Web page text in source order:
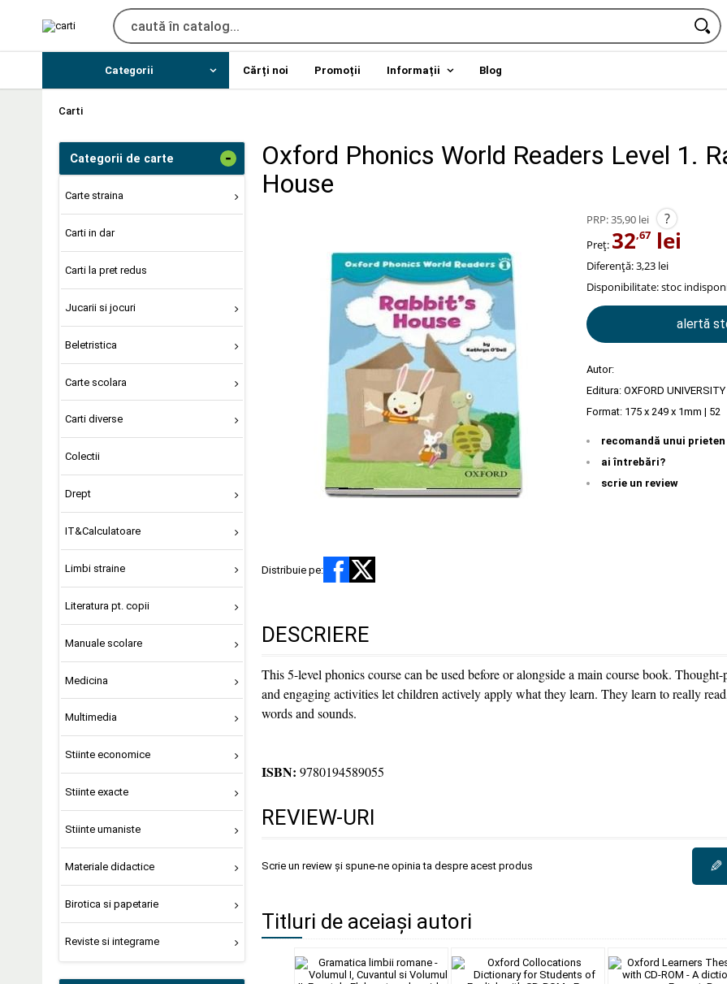
Categorii Cărți noi Promoții Informații Blog
Carti
Categorii de carte -
Carte straina
Carti in dar
Carti la pret redus
Jucarii si jocuri
Beletristica
Carte scolara
Carti diverse
Colectii
Drept
IT&Calculatoare
Limbi straine
Literatura pt. copii
Manuale scolare
Medicina
Multimedia
Stiinte economice
Stiinte exacte
Stiinte umaniste
Materiale didactice
Birotica si papetarie
Reviste si integrame
Oxford Phonics World Readers Level 1.
House
PRP:35,90 lei ?
Preț: 32,67 lei
Diferență: 3,23 lei
Disponibilitate:stoc
alertă
Autor:
Editura: OXFORD
Format: 175 x 249 x 1mm | 52
recomandă unui prieten
ai întrebări?
scrie un review
Distribuie pe:
DESCRIERE
This 5-level phonics course can be used before or alongside a main course book.
and engaging activities let children actively apply what they learn. They learn to really
words and sounds.
ISBN: 9780194589055
REVIEW-URI
Scrie un review și spune-ne opinia ta despre acest produs ✎
Titluri de aceiași autori